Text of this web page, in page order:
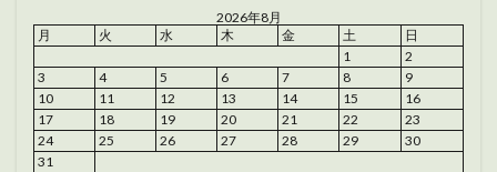
2026年8月
月
火 水 木 金 土
日
1
2
3
4 5 6 7 8
9
10
11 12 13 14 15
16
17
18 19 20 21 22
23
24
25 26 27 28 29
30
31